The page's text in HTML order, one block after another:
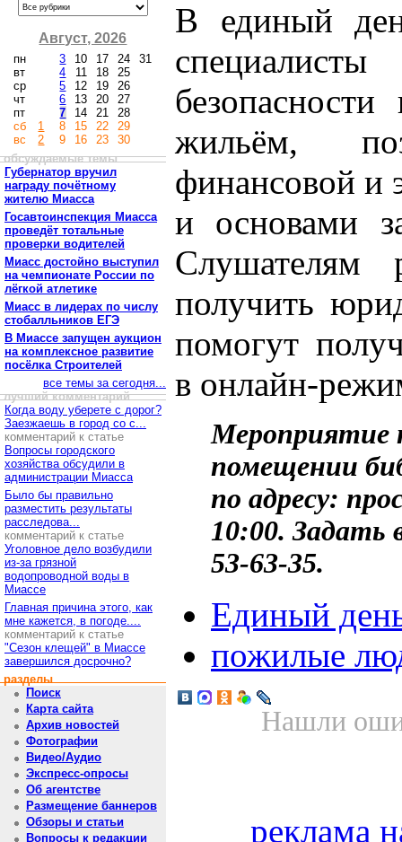
Август, 2026
пн
вт
ср
чт
пт
сб
вс
1
2
3
4
5
6
7
8
9
10
11
12
13
14
15
16
17
18
19
20
21
22
23
24
25
26
27
28
29
30
31
обсуждаемые темы
Губернатор вручил
награду почётному
жителю Миасса
Госавтоинспекция Миасса
проведёт тотальные
проверки водителей
Миасс достойно выступил
на чемпионате России по
лёгкой атлетике
Миасс в лидерах по числу
стобалльников ЕГЭ
В Миассе запущен аукцион
на комплексное развитие
посёлка Строителей
все темы за сегодня...
лучший комментарий
Когда воду уберете с дорог?
Заезжаешь в город со с...
комментарий к статье
Вопросы городского
хозяйства обсудили в
администрации Миасса
Было бы правильно
разместить результаты
расследова...
комментарий к статье
Уголовное дело возбудили
из-за грязной
водопроводной воды в
Миассе
Главная причина этого, как
мне кажется, в погоде....
комментарий к статье
"Сезон клещей" в Миассе
завершился досрочно?
разделы
Поиск
Карта сайта
Архив новостей
Фотографии
Видео/Аудио
Экспресс-опросы
Об агентстве
Размещение баннеров
Обзоры и статьи
Вопросы к редакции
В единый
жильём,
финансовой и
и основами
Слушателям
получить
помогут
в онлайн-
Мероприятие
помещении
по адресу:
10:00. Задать
53-63-35.
Единый
пожилые
Нашли
реклама